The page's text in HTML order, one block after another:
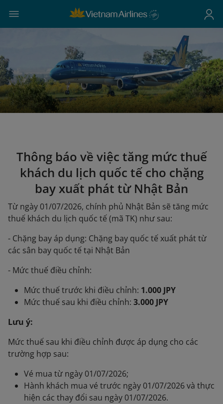
Thông báo về việc tăng mức thuế
khách du lịch quốc tế cho chặng
bay xuất phát từ Nhật Bản
Từ ngày 01/07/2026, chính phủ Nhật Bản sẽ tăng mức
thuế khách du lịch quốc tế (mã TK) như sau:
- Chặng bay áp dụng: Chặng bay quốc tế xuất phát từ
các sân bay quốc tế tại Nhật Bản
- Mức thuế điều chỉnh:
Mức thuế trước khi điều chỉnh: 1.000 JPY
Mức thuế sau khi điều chỉnh: 3.000 JPY
Lưu ý:
Mức thuế sau khi điều chỉnh được áp dụng cho các
trường hợp sau:
Vé mua từ ngày 01/07/2026;
Hành khách mua vé trước ngày 01/07/2026 và thực
hiện các thay đổi sau ngày 01/07/2026.